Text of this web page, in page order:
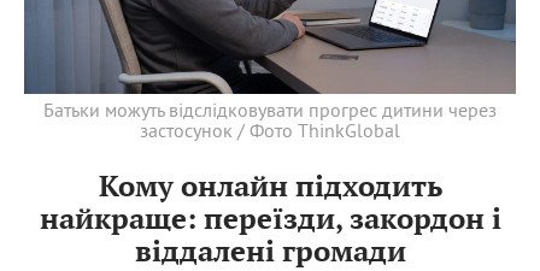
Батьки можуть відслідковувати прогрес дитини через
застосунок / Фото ThinkGlobal
Кому онлайн підходить
найкраще: переїзди, закордон і
віддалені громади